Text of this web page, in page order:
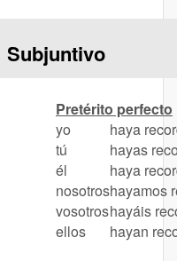
Subjuntivo
Pretérito perfecto
yo
haya
tú
hayas
él
haya
nosotroshayamos
vosotroshayáis
ellos
hayan